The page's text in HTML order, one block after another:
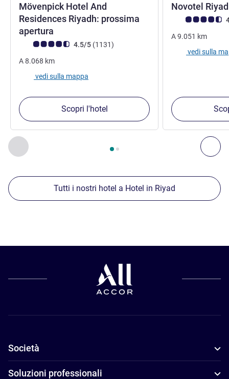
Precedente - Nostre ulteriori strutture nelle vicinanze
Pagina , Nostre ulteriori strutture nelle vicinanze 1 :,
Mövenpick Hotel And
Residences Riyadh: prossima
apertura
Giudizio clienti (Valutazione ALL)
4.5/5 (1131recensioni
)
A8.068 km
vedi sulla mappa
Scopri l'hotel
Novotel
Giudizio clienti
A9.051 km
vedi sulla
Tutti i nostri hotel a Hotel in Riyad
Società
Soluzioni professionali